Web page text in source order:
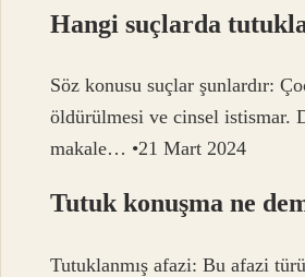
Hangi suçlarda
Söz konusu suçlar şunlardır:
öldürülmesi ve cinsel istismar.
makale… •21 Mart 2024
Tutuk konuşma ne
Tutuklanmış afazi: Bu afazi